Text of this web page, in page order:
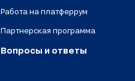
Работа на платферрум
Партнерская программа
Вопросы и ответы